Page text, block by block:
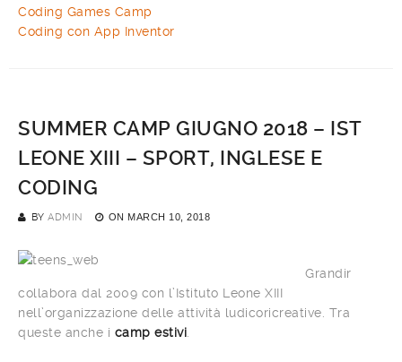
Coding Games Camp
Coding con App Inventor
SUMMER CAMP GIUGNO 2018 – IST
LEONE XIII – SPORT, INGLESE E
CODING
BY ADMIN ON MARCH 10, 2018
Grandir
collabora dal 2009 con l’Istituto Leone XIII
nell’organizzazione delle attività ludicoricreative. Tra
queste anche i camp estivi